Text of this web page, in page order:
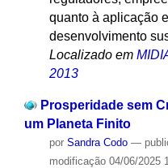
quanto à aplicação
desenvolvimento
Localizado em
2013
Prosperidade sem
um Planeta Finito
por Sandra Codo —
modificação04/06/2025